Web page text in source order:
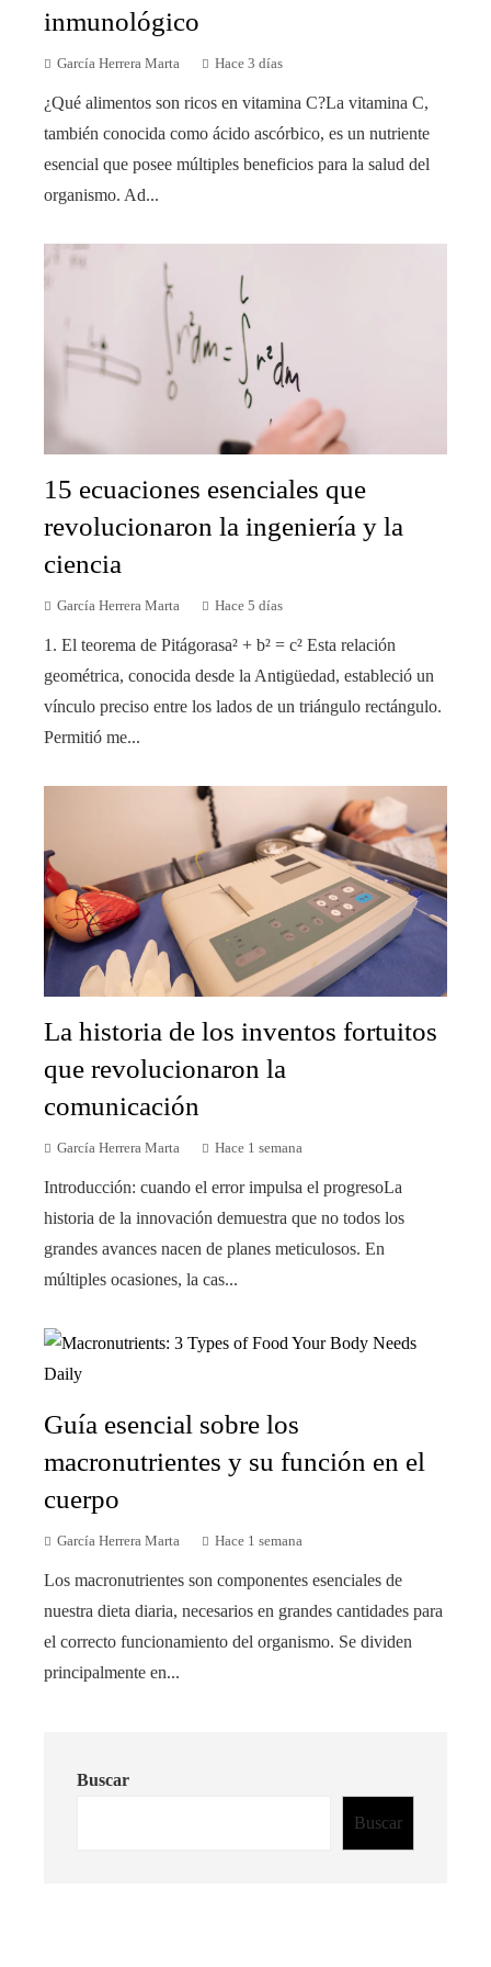
inmunológico
García Herrera Marta Hace 3 días
¿Qué alimentos son ricos en vitamina C?La vitamina C,
también conocida como ácido ascórbico, es un nutriente
esencial que posee múltiples beneficios para la salud del
organismo. Ad...
15 ecuaciones esenciales que
revolucionaron la ingeniería y la
ciencia
García Herrera Marta Hace 5 días
1. El teorema de Pitágorasa² + b² = c² Esta relación
geométrica, conocida desde la Antigüedad, estableció un
vínculo preciso entre los lados de un triángulo rectángulo.
Permitió me...
La historia de los inventos fortuitos
que revolucionaron la
comunicación
García Herrera Marta Hace 1 semana
Introducción: cuando el error impulsa el progresoLa
historia de la innovación demuestra que no todos los
grandes avances nacen de planes meticulosos. En
múltiples ocasiones, la cas...
Guía esencial sobre los
macronutrientes y su función en el
cuerpo
García Herrera Marta Hace 1 semana
Los macronutrientes son componentes esenciales de
nuestra dieta diaria, necesarios en grandes cantidades para
el correcto funcionamiento del organismo. Se dividen
principalmente en...
Buscar
Buscar